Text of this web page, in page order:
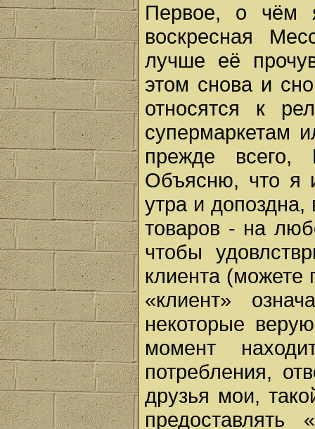
Первое, о чём
воскресная
лучше её
этом снова и
относятся к
супермаркетам
прежде всего,
Объясню, что я
утра и
товаров - на
чтобы
клиента (можете
«клиент»
некоторые
момент
потребления,
друзья мои,
предоставлять